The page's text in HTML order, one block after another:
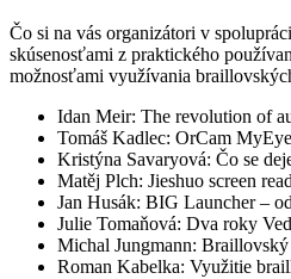
Čo si na vás organizátori v
skúsenosťami z praktického
možnosťami využívania
Idan Meir: The revolution of
Tomáš Kadlec: OrCam
Kristýna Savaryová: Čo se
Matěj Plch: Jieshuo screen
Jan Husák: BIG Launcher –
Julie Tomaňová: Dva roky
Michal Jungmann:
Roman Kabelka: Využitie